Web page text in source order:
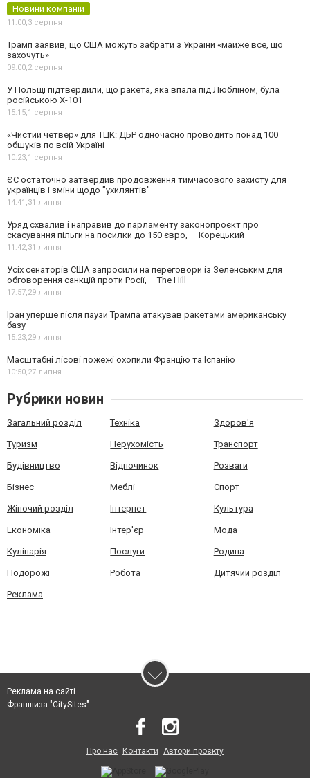
Новини компаній
11:00,3 серпня
Трамп заявив, що США можуть забрати з України «майже все, що
захочуть»
09:00,2 серпня
У Польщі підтвердили, що ракета, яка впала під Любліном, була
російською Х-101
15:15,1 серпня
«Чистий четвер» для ТЦК: ДБР одночасно проводить понад 100
обшуків по всій Україні
10:23,1 серпня
ЄС остаточно затвердив продовження тимчасового захисту для
українців і зміни щодо "ухилянтів"
14:41,31 липня
Уряд схвалив і направив до парламенту законопроєкт про
скасування пільги на посилки до 150 євро, — Корецький
11:42,31 липня
Усіх сенаторів США запросили на переговори із Зеленським для
обговорення санкцій проти Росії, – The Hill
17:57,29 липня
Іран уперше після паузи Трампа атакував ракетами американську
базу
15:23,29 липня
Масштабні лісові пожежі охопили Францію та Іспанію
10:50,27 липня
Рубрики новин
Загальний розділ Техніка Здоров'я
Туризм Нерухомість Транспорт
Будівництво Відпочинок Розваги
Бізнес Меблі Спорт
Жіночий розділ Інтернет Культура
Економіка Інтер'єр Мода
Кулінарія Послуги Родина
Подорожі Робота Дитячий розділ
Реклама
Реклама на сайті
Франшиза "CitySites"
Про нас Контакти Автори проєкту